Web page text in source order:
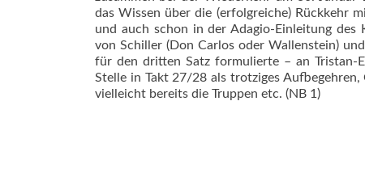
das Wissen über die (erfolgreiche) Rückkehr
und auch schon in der Adagio-Einleitung des
von Schiller (Don Carlos oder Wallenstein)
für den dritten Satz formulierte – an Tristan-
Stelle in Takt 27/28 als trotziges
vielleicht bereits die Truppen etc. (NB 1)